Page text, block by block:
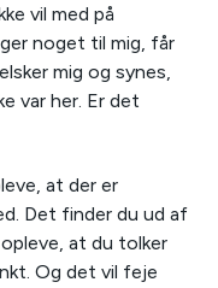
vil med på
noget til mig, får
mig og synes,
var her. Er det
at der er
Det finder du ud af
at du tolker
Og det vil feje